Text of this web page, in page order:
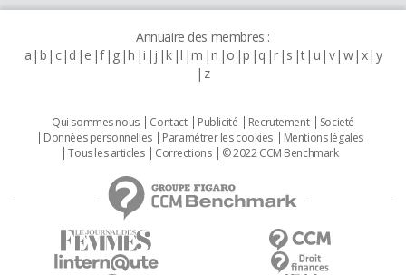
Annuaire des membres :
a b c d e f g h i j k l m n o p q r s t u v w x y
z
Qui sommes nous Contact Publicité Recrutement
Societé
Données personnelles
Paramétrer les cookies
Mentions légales
Tous les articles
Corrections © 2022 CCM Benchmark